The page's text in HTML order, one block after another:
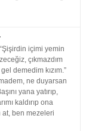
içimi yemin
çıkmazdım
demedim kızım.”
ne duyarsan
yana yatırıp,
kaldırıp ona
at, ben mezeleri